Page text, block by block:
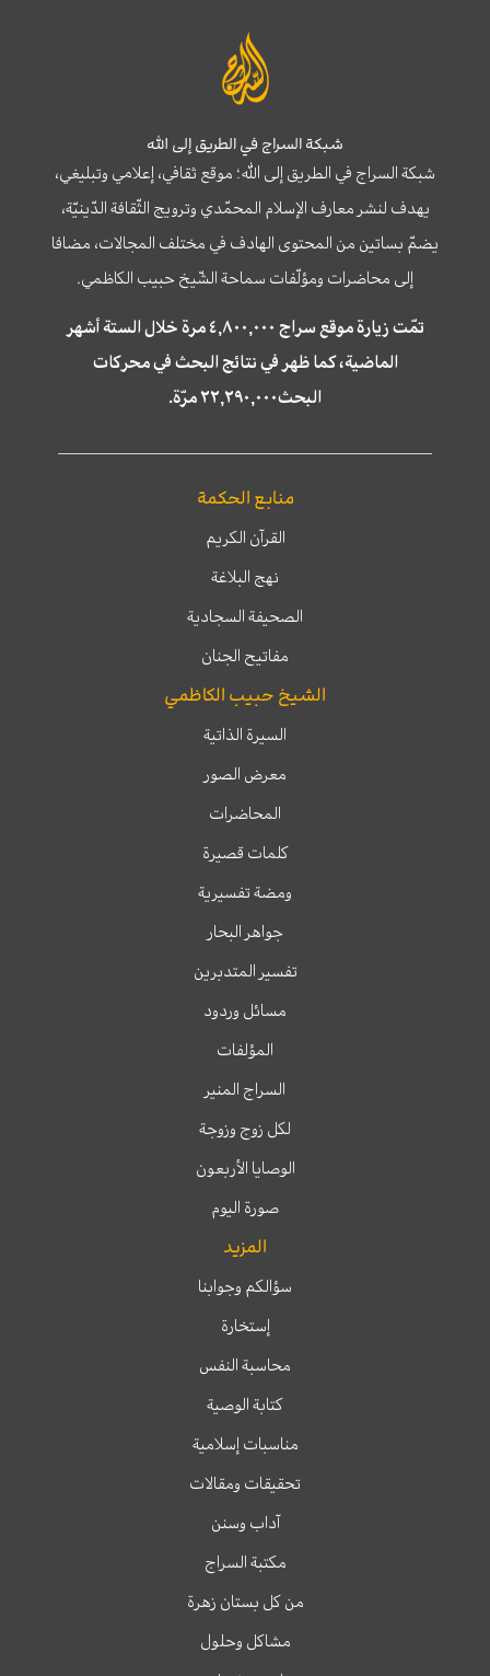
شبكة السراج في الطريق إلى الله
شبكة السراج في الطريق إلى الله؛ موقع ثقافي، إعلامي وتبليغي،
يهدف لنشر معارف الإسلام المحمّدي وترويج الثّقافة الدّينيّة،
يضمّ بساتين من المحتوى الهادف في مختلف المجالات، مضافا
إلى محاضرات ومؤلّفات سماحة الشّيخ حبيب الكاظمي.
تمّت زيارة موقع سراج ٤,٨٠٠,٠٠٠ مرة خلال الستة أشهر
الماضية، كما ظهر في نتائج البحث في محركات
البحث٢٢,٢٩٠,٠٠٠ مرّة.
منابع الحكمة
القرآن الكريم
نهج البلاغة
الصحيفة السجادية
مفاتيح الجنان
الشيخ حبيب الكاظمي
السيرة الذاتية
معرض الصور
المحاضرات
كلمات قصيرة
ومضة تفسيرية
جواهر البحار
تفسير المتدبرين
مسائل وردود
المؤلفات
السراج المنير
لكل زوج وزوجة
الوصايا الأربعون
صورة اليوم
المزيد
سؤالكم وجوابنا
إستخارة
محاسبة النفس
كتابة الوصية
مناسبات إسلامية
تحقيقات ومقالات
آداب وسنن
مكتبة السراج
من كل بستان زهرة
مشاكل وحلول